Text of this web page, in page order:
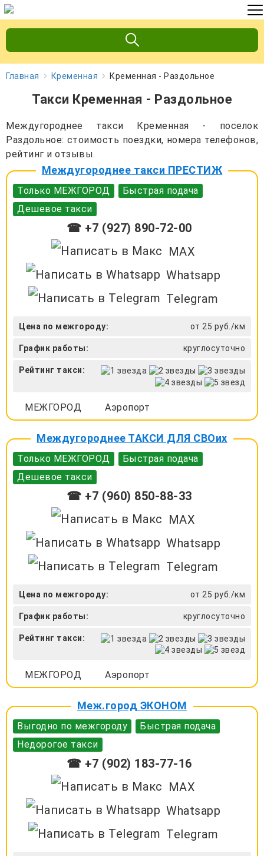
Главная Кременная Кременная - Раздольное
Такси Кременная - Раздольное
Междугороднее такси Кременная - поселок
Раздольное: стоимость поездки, номера телефонов,
рейтинг и отзывы.
Междугороднее такси ПРЕСТИЖ
Только МЕЖГОРОД
Быстрая подача
Дешевое такси
☎ +7 (927) 890-72-00
MAX
Whatsapp
Telegram
Цена по межгороду: от 25 руб./км
График работы: круглосуточно
Рейтинг такси:
МЕЖГОРОД Аэропорт
Междугороднее ТАКСИ ДЛЯ СВОих
Только МЕЖГОРОД
Быстрая подача
Дешевое такси
☎ +7 (960) 850-88-33
MAX
Whatsapp
Telegram
Цена по межгороду: от 25 руб./км
График работы: круглосуточно
Рейтинг такси:
МЕЖГОРОД Аэропорт
Меж.город ЭКОНОМ
Выгодно по межгороду
Быстрая подача
Недорогое такси
☎ +7 (902) 183-77-16
MAX
Whatsapp
Telegram